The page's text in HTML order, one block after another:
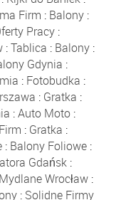
Firm : Balony :
Pracy:
:Tablica : Balony:
Gdynia :
: Fotobudka :
: Gratka :
:Auto Moto :
: Gratka :
: Balony Foliowe :
Gdańsk :
Wrocław:
: Solidne Firmy